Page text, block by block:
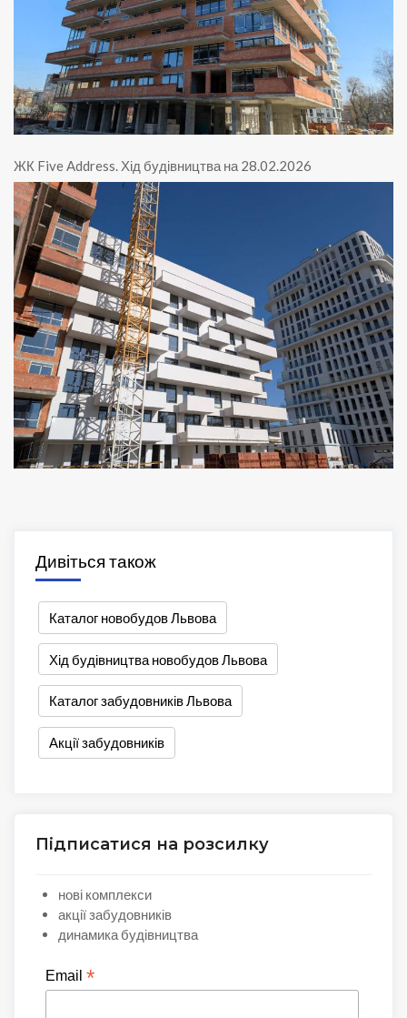
ЖК Five Address. Хід будівництва на 28.02.2026
Дивіться також
Каталог новобудов Львова
Хід будівництва новобудов Львова
Каталог забудовників Львова
Акції забудовників
Підписатися на розсилку
нові комплекси
акції забудовників
динамика будівництва
Email *